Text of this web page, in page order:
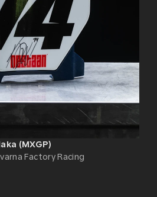
(MXGP)
Factory Racing